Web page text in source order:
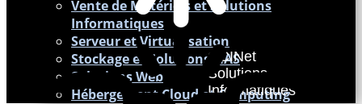
Vente de Matériels et Solutions
Informatiques
Serveur et Virtualisation
Stockage et Solutions NAS
Solutions Web
Hébergement Cloud et Computing
GCINet
Solutions
Informatiques